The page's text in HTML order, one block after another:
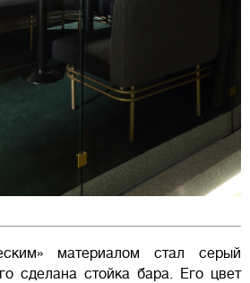
материалом стал серый
сделана стойка бара. Его цвет